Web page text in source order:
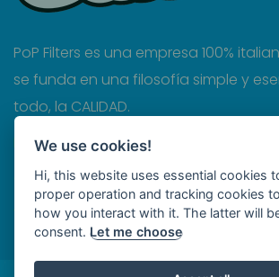
PoP Filters es una empresa 100%
se funda en una filosofía simple y
todo, la CALIDAD.
Privacy
Cookies
Termini e condizioni
We use cookies!
Hi, this website uses essential cookies
proper operation and tracking cookies
how you interact with it. The latter will
consent.Let me choose